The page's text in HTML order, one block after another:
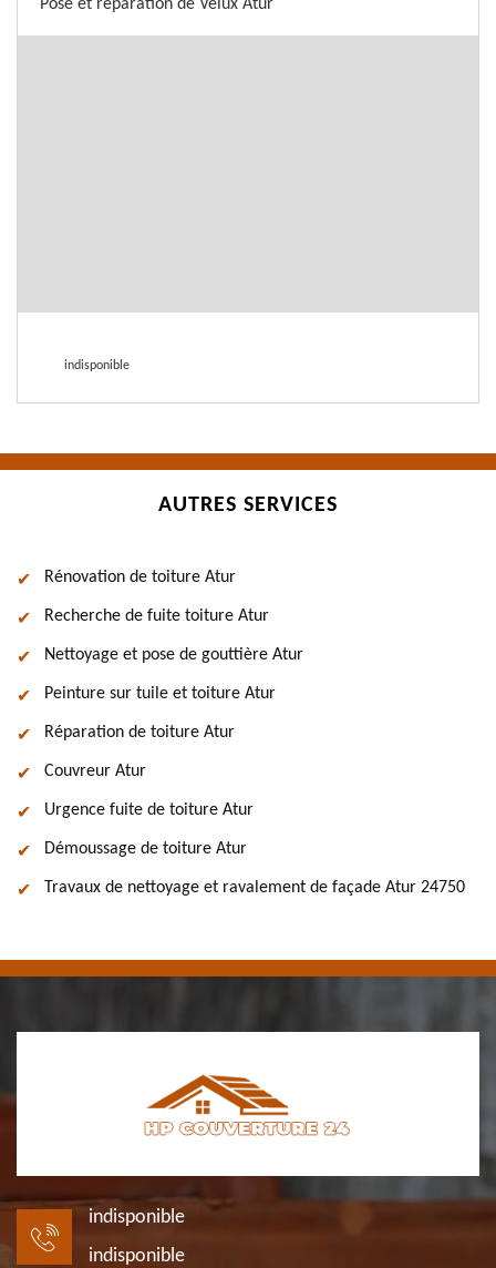
Pose et réparation de Velux Atur
indisponible
AUTRES SERVICES
Rénovation de toiture Atur
Recherche de fuite toiture Atur
Nettoyage et pose de gouttière Atur
Peinture sur tuile et toiture Atur
Réparation de toiture Atur
Couvreur Atur
Urgence fuite de toiture Atur
Démoussage de toiture Atur
Travaux de nettoyage et ravalement de façade Atur 24750
indisponible
indisponible